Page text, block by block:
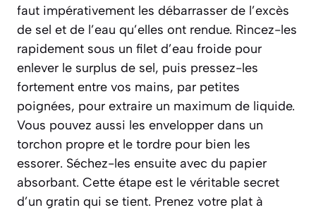
faut impérativement les débarrasser de l’excès
de sel et de l’eau qu’elles ont rendue. Rincez-les
rapidement sous un filet d’eau froide pour
enlever le surplus de sel, puis pressez-les
fortement entre vos mains, par petites
poignées, pour extraire un maximum de liquide.
Vous pouvez aussi les envelopper dans un
torchon propre et le tordre pour bien les
essorer. Séchez-les ensuite avec du papier
absorbant. Cette étape est le véritable secret
d’un gratin qui se tient. Prenez votre plat à